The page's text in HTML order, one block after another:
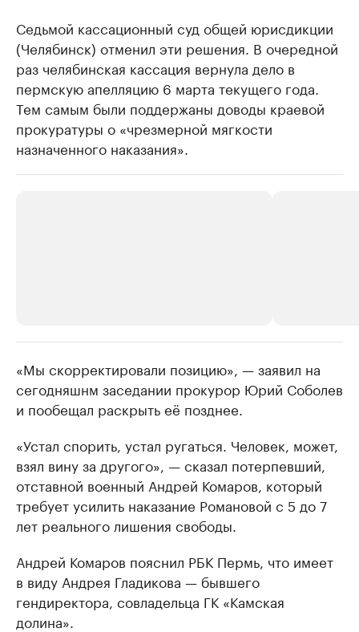
Седьмой кассационный суд общей юрисдикции
(Челябинск) отменил эти решения. В очередной
раз челябинская кассация вернула дело в
пермскую апелляцию 6 марта текущего года.
Тем самым были поддержаны доводы краевой
прокуратуры о «чрезмерной мягкости
назначенного наказания».
Крупнейшие производители и
продавцы медийной продукции
Страховые
«Мы скорректировали позицию», — заявил на
сегодняшнм заседании прокурор Юрий Соболев
и пообещал раскрыть её позднее.
«Устал спорить, устал ругаться. Человек, может,
взял вину за другого», — сказал потерпевший,
отставной военный Андрей Комаров, который
требует усилить наказание Романовой с 5 до 7
лет реального лишения свободы.
Андрей Комаров пояснил РБК Пермь, что имеет
в виду Андрея Гладикова — бывшего
гендиректора, совладельца ГК «Камская
долина».